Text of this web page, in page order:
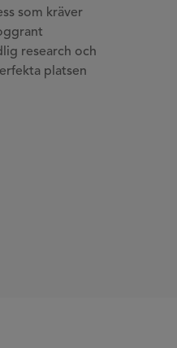
som kräver
research och
platsen